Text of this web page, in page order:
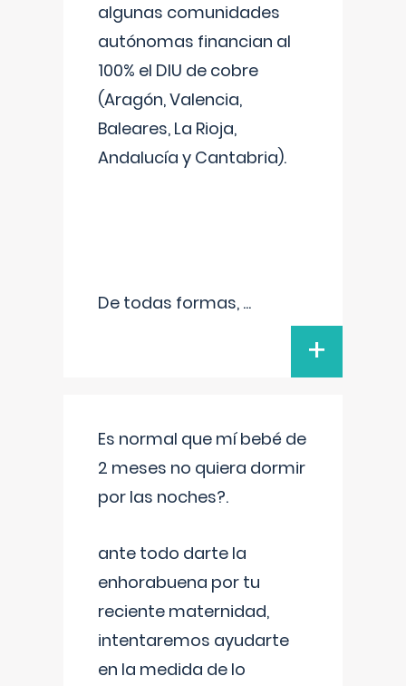
algunas comunidades
autónomas financian al
100% el DIU de cobre
(Aragón, Valencia,
Baleares, La Rioja,
Andalucía y Cantabria).
De todas formas, ...
+
Es normal que mí bebé de
2 meses no quiera dormir
por las noches?.
ante todo darte la
enhorabuena por tu
reciente maternidad,
intentaremos ayudarte
en la medida de lo